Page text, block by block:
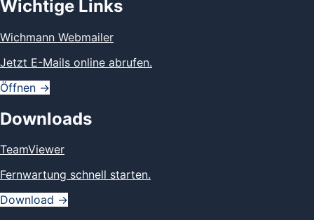
Wichtige Links
Wichmann Webmailer
Jetzt E-Mails online abrufen.
Öffnen →
Downloads
TeamViewer
Fernwartung schnell starten.
Download →